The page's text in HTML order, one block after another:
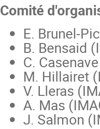
Comité
E. Brunel-
B. Bensaid
C.
M. Hillairet
V. Lleras
A. Mas
J. Salmon